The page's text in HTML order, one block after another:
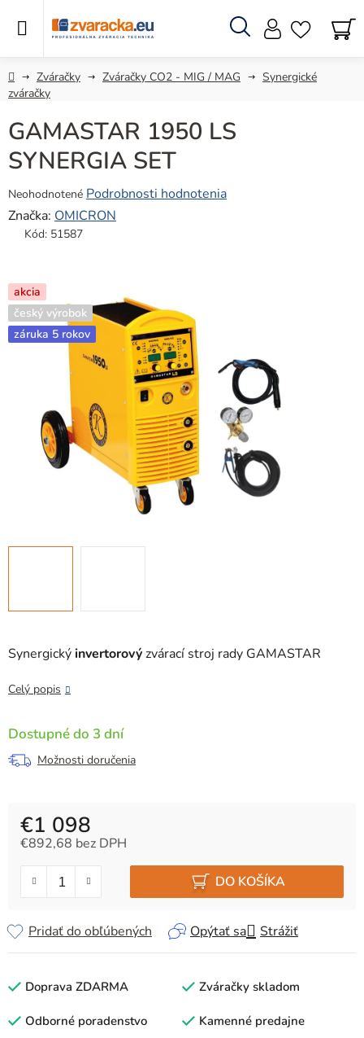
Hľadať
DomovZváračky Zváračky CO2 - MIG / MAG
Synergické
zváračky
Synergickýinvertorovýzvárací stroj rady GAMASTAR
Celý popis
Dostupné do 3 dní
Možnosti doručenia
€1 098
€892,68 bez DPH
DO KOŠÍKA
Opýtať sa Strážiť
Pridať do obľúbených
GAMASTAR 1950 LS
SYNERGIA SET
Priemerné
hodnotenie
produktu
z
5
hviezdičiek.
Neohodnotené Podrobnosti hodnotenia
Značka: OMICRON
Kód: 51587
akcia
český výrobok
záruka 5 rokov
Doprava ZDARMA Zváračky skladom
Odborné poradenstvo Kamenné predajne